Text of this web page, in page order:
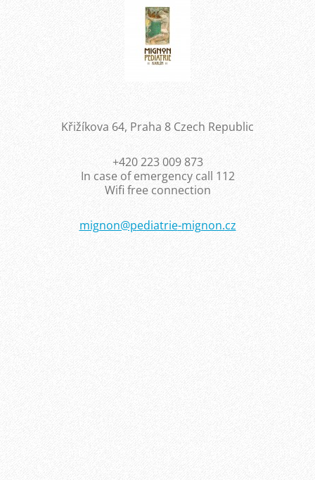
Křižíkova 64, Praha 8 Czech Republic
+420 223 009 873
In case of emergency call 112
Wifi free connection
mignon@pediatrie-mignon.cz